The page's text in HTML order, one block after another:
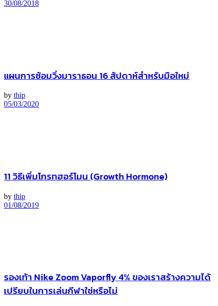
30/08/2018
แผนการซ้อมวิ่งมาราธอน 16 สัปดาห์สำหรับมือใหม่
by thip
05/03/2020
11 วิธีเพิ่มโกรทฮอร์โมน (Growth Hormone)
by thip
01/08/2019
รองเท้า Nike Zoom Vaporfly 4% ของเราสร้างความได้
เปรียบในการเล่นกีฬาใช่หรือไม่